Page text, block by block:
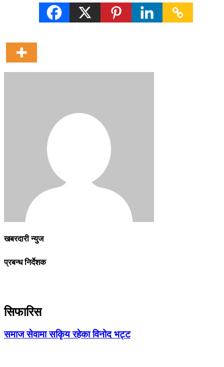
खबरदारी न्युज
प्रबन्ध निर्देशक
सिफारिस
समाज सेवामा सकिृय रहेका विनोद भट्ट